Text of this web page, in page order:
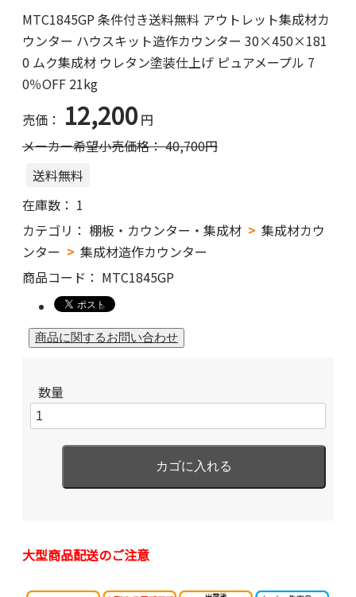
MTC1845GP 条件付き送料無料 アウトレット集成材カ
ウンター ハウスキット造作カウンター 30×450×181
0 ムク集成材 ウレタン塗装仕上げ ピュアメープル 7
0％OFF 21kg
売価： 12,200 円
メーカー希望小売価格：40,700円
送料無料
在庫数： 1
カテゴリ： 棚板・カウンター・集成材
集成材カウ
ンター
集成材造作カウンター
商品コード： MTC1845GP
数量
大型商品配送のご注意